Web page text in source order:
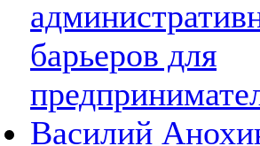
барьеров для
Василий